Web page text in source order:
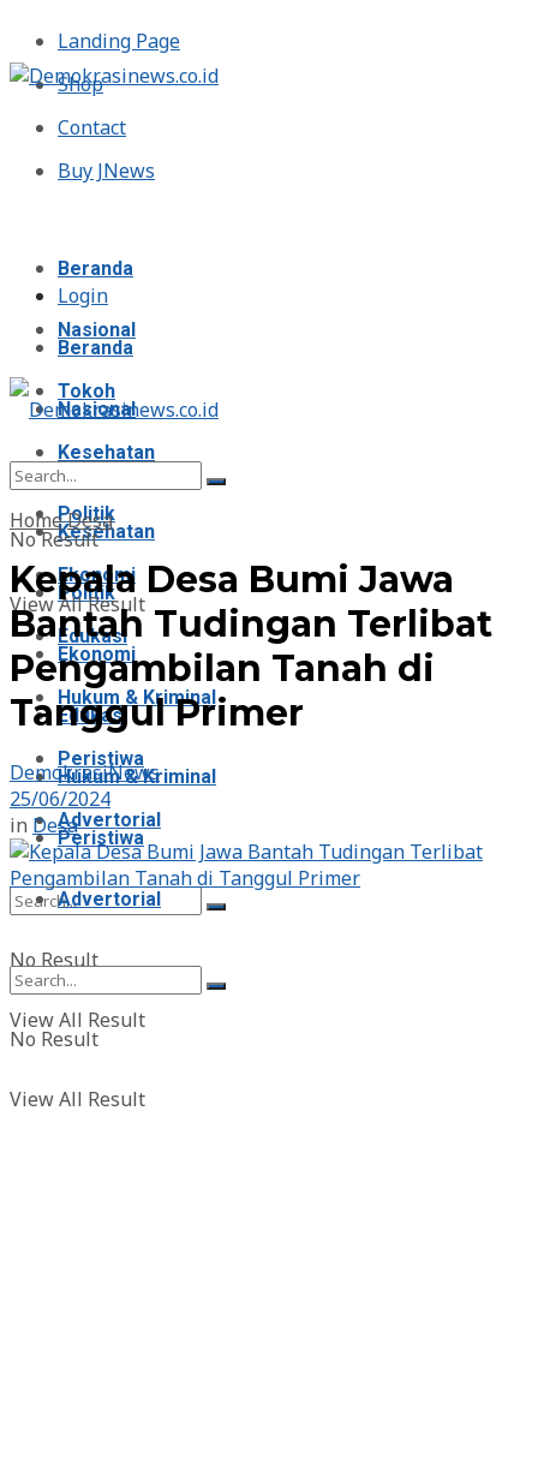
Landing Page
Shop
Contact
Buy JNews
Login
Beranda
Nasional
Tokoh
Kesehatan
Politik
Ekonomi
Edukasi
Hukum & Kriminal
Peristiwa
Advertorial
No Result
View All Result
Beranda
Nasional
Tokoh
Kesehatan
Politik
Ekonomi
Edukasi
Hukum & Kriminal
Peristiwa
Advertorial
No Result
View All Result
No Result
View All Result
HomeDesa
Kepala Desa Bumi Jawa
Bantah Tudingan Terlibat
Pengambilan Tanah di
Tanggul Primer
DemokrasiNews
25/06/2024
in Desa